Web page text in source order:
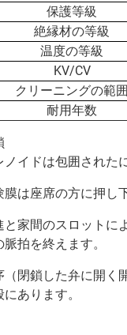
保護等級
絶縁材の等級
温度の等級
KV/CV
クリーニングの範囲
耐用年数
ノイドは包囲された
膜は座席の方に押し
と家間のスロットに
脈拍を終えます。
（閉鎖した弁に開く
にあります。